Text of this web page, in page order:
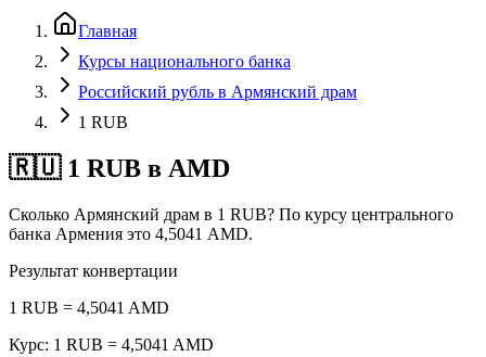
Главная
Курсы национального банка
Российский рубль в Армянский драм
1 RUB
🇷🇺 1 RUB в AMD
Сколько Армянский драм в 1 RUB? По курсу центрального
банка Армения это 4,5041 AMD.
Результат конвертации
1 RUB = 4,5041 AMD
Курс: 1 RUB = 4,5041 AMD